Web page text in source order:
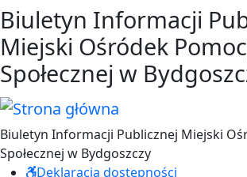
Przejdź do
Przejdź do
Biuletyn Informacji
Miejski Ośródek
Społecznej w
Biuletyn Informacji Publicznej Miejski
Społecznej w Bydgoszczy
Deklaracja dostępności